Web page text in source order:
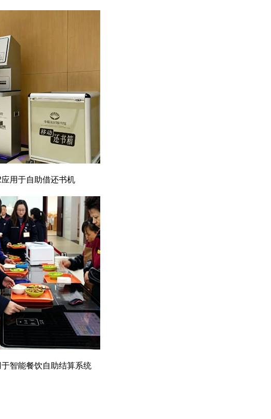
用于自助借还书机
智能餐饮自助结算系统